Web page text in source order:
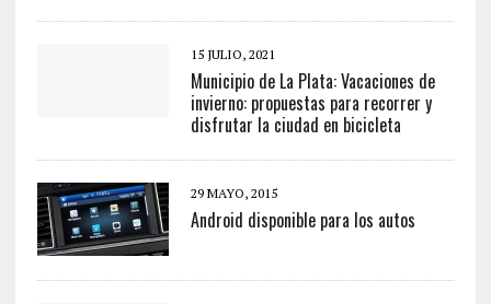
15 JULIO, 2021
Municipio de La Plata: Vacaciones de
invierno: propuestas para recorrer y
disfrutar la ciudad en bicicleta
29 MAYO, 2015
Android disponible para los autos